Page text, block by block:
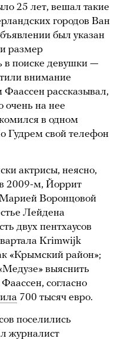
25 лет, вешал такие
городов Ван
был указан
размер
в поиске девушки —
внимание
рассказывал,
очень на нее
в одном
Гудрем свой телефон
актрисы, неясно,
в 2009-м, Йоррит
Воронцовой
Лейдена
двух пентхаусов
Krimwijk
«Крымский район»;
выяснить
согласно
700 тысяч евро.
поселились
журналист